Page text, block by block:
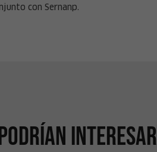
con Sernanp.
interesar